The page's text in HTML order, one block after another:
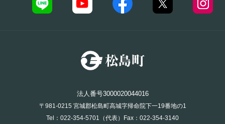
法人番号3000020044016
〒981-0215 宮城郡松島町高城字帰命院下一19番地の1
Tel：022-354-5701（代表）Fax：022-354-3140